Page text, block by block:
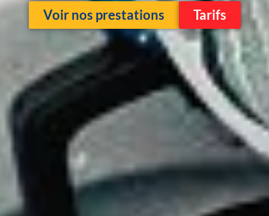
Voir nos prestations Tarifs